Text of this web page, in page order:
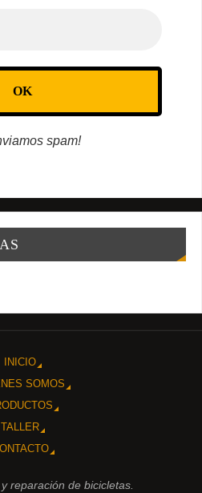
spam!
INICIO
SOMOS
TALLER
reparación de bicicletas.